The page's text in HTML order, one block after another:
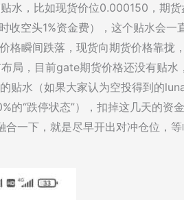
水，比如现货价位0.000150，期货
空头1%资金费），这个贴水会一
格瞬间跌落，现货向期货价格靠拢
局，目前gate期货价格还没有贴水
贴水（如果大家认为空投得到的
的“跌停状态”），扣掉这几天的资
一下，就是尽早开出对冲仓位，